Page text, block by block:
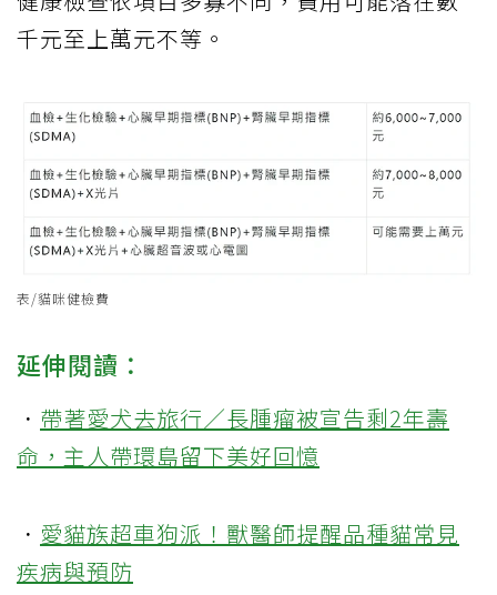
千元至上萬元不等。
表/貓咪健檢費
延伸閱讀：
． 帶著愛犬去旅行／長腫瘤被宣告剩2年壽
命，主人帶環島留下美好回憶
． 愛貓族超車狗派！獸醫師提醒品種貓常見
疾病與預防